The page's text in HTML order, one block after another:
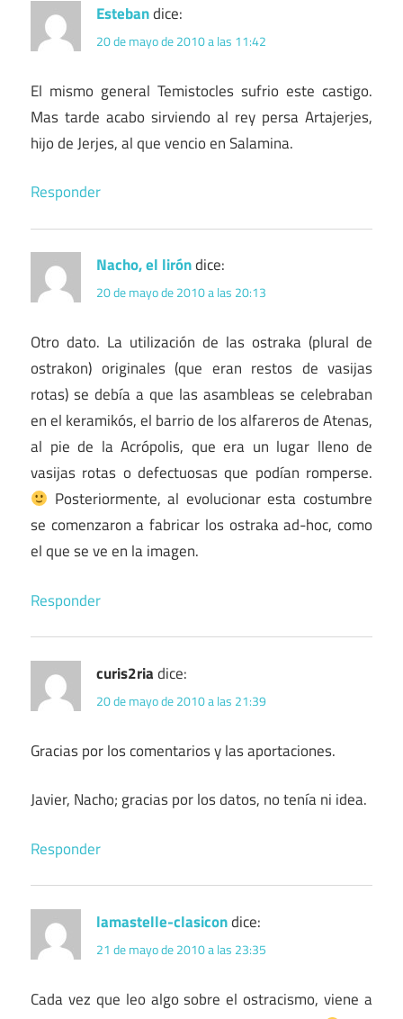
Estebandice:
20 de mayo de 2010 a las 11:42
El mismo general Temistocles sufrio este castigo.
Mas tarde acabo sirviendo al rey persa Artajerjes,
hijo de Jerjes, al que vencio en Salamina.
Responder
Nacho, el liróndice:
20 de mayo de 2010 a las 20:13
Otro dato. La utilización de las ostraka (plural de
ostrakon) originales (que eran restos de vasijas
rotas) se debía a que las asambleas se celebraban
en el keramikós, el barrio de los alfareros de Atenas,
al pie de la Acrópolis, que era un lugar lleno de
vasijas rotas o defectuosas que podían romperse.
Posteriormente, al evolucionar esta costumbre
se comenzaron a fabricar los ostraka ad-hoc, como
el que se ve en la imagen.
Responder
curis2riadice:
20 de mayo de 2010 a las 21:39
Gracias por los comentarios y las aportaciones.
Javier, Nacho; gracias por los datos, no tenía ni idea.
Responder
lamastelle-clasicondice:
21 de mayo de 2010 a las 23:35
Cada vez que leo algo sobre el ostracismo, viene a